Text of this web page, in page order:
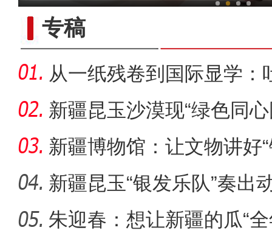
侨乡故事 | 哈班拜的
专稿
从一纸残卷到国际显学：
出“冷门”
新疆昆玉沙漠现“绿色同
生态
新疆博物馆：让文物讲好
新疆昆玉“银发乐队”奏出
朱迎春：想让新疆的瓜“